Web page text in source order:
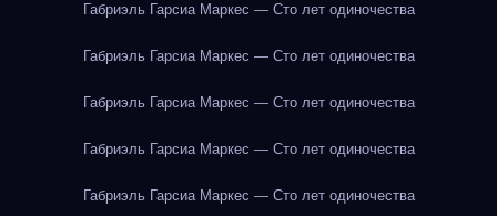
Габриэль Гарсиа Маркес — Сто лет одиночества
Габриэль Гарсиа Маркес — Сто лет одиночества
Габриэль Гарсиа Маркес — Сто лет одиночества
Габриэль Гарсиа Маркес — Сто лет одиночества
Габриэль Гарсиа Маркес — Сто лет одиночества